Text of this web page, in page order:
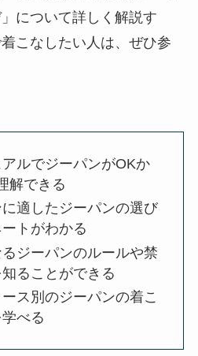
について詳しく解説す
こなしたい人は、ぜひ参
ルでジーパンがOKか
解できる
適したジーパンの選び
トがわかる
ジーパンのルールや禁
ることができる
ス別のジーパンの着こ
べる